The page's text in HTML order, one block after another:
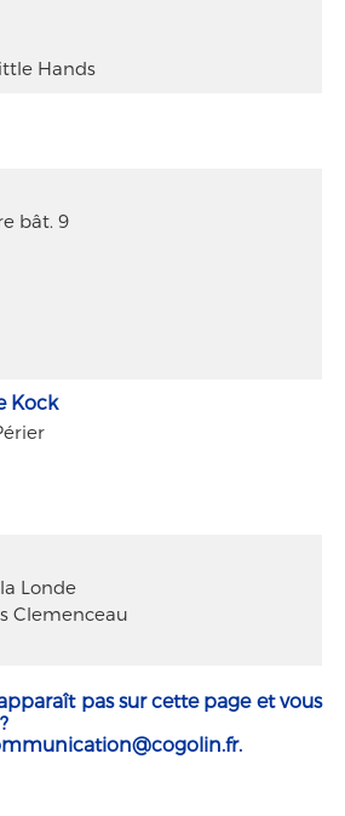
Hands
bât. 9
Kock
Londe
Clemenceau
pas sur cette page et vous
.